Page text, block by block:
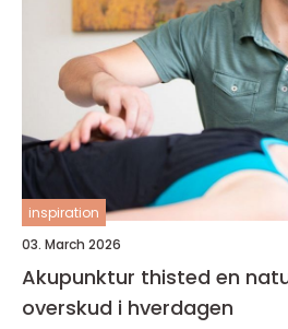
inspiration
03. March 2026
Akupunktur thisted en naturlig vej til mere
overskud i hverdagen